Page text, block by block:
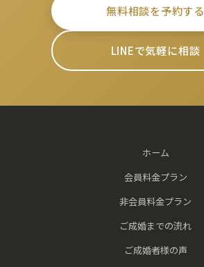
無料相談を予約する
LINEで気軽に相談
ホーム
会員料金プラン
非会員料金プラン
ご成婚までの流れ
ご成婚者様の声